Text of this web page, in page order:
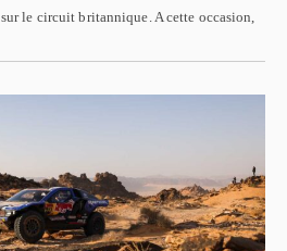
le circuit britannique. A cette occasion,